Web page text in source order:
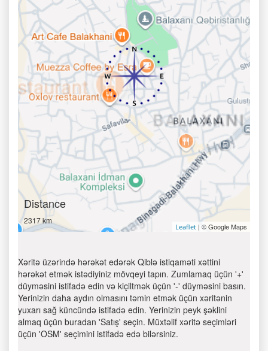
Distance
2317 km
Leaflet | © Google Maps
Xəritə üzərində hərəkət edərək Qiblə istiqaməti xəttini
hərəkət etmək istədiyiniz mövqeyi tapın. Zumlamaq üçün '+'
düyməsini istifadə edin və kiçiltmək üçün '-' düyməsini basın.
Yerinizin daha aydın olmasını təmin etmək üçün xəritənin
yuxarı sağ küncündə istifadə edin. Yerinizin peyk şəklini
almaq üçün buradan 'Satış' seçin. Müxtəlif xəritə seçimləri
üçün 'OSM' seçimini istifadə edə bilərsiniz.